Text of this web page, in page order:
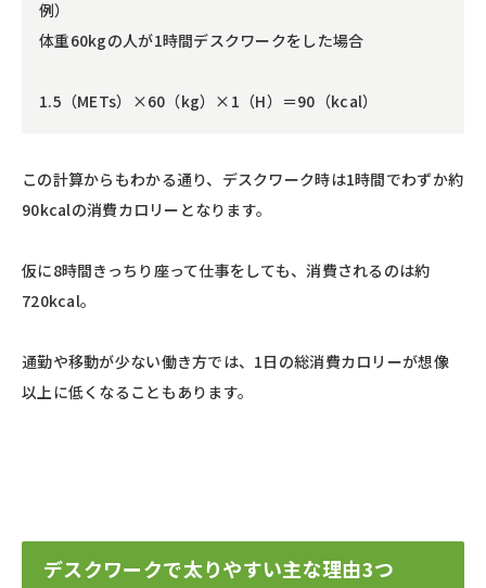
例）
体重60kgの人が1時間デスクワークをした場合
1.5（METs）×60（kg）×1（H）＝90（kcal）
この計算からもわかる通り、デスクワーク時は1時間でわずか約
90kcalの消費カロリーとなります。
仮に8時間きっちり座って仕事をしても、消費されるのは約
720kcal。
通勤や移動が少ない働き方では、1日の総消費カロリーが想像
以上に低くなることもあります。
デスクワークで太りやすい主な理由3つ